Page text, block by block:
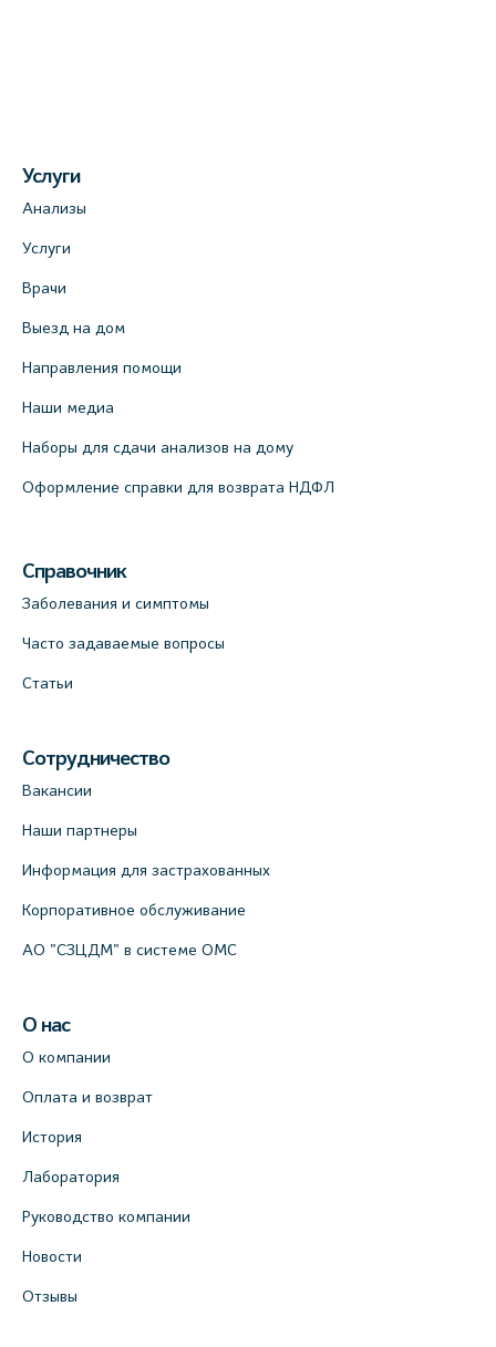
Услуги
Анализы
Услуги
Врачи
Выезд на дом
Направления помощи
Наши медиа
Наборы для сдачи анализов на дому
Оформление справки для возврата НДФЛ
Справочник
Заболевания и симптомы
Часто задаваемые вопросы
Статьи
Сотрудничество
Вакансии
Наши партнеры
Информация для застрахованных
Корпоративное обслуживание
АО "СЗЦДМ" в системе ОМС
О нас
О компании
Оплата и возврат
История
Лаборатория
Руководство компании
Новости
Отзывы